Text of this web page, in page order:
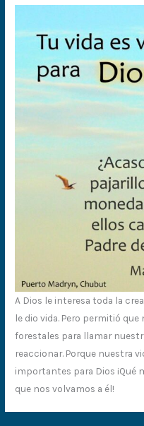
A Dios le interesa toda la
le dio vida. Pero permitió
forestales para llamar
reaccionar. Porque nuestra
importantes para Dios ¡Qué
que nos volvamos a él!